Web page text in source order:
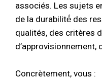
associés. Les sujets
de la durabilité́ des
qualités, des critères
d’approvisionnement,
Concrètement, vous :